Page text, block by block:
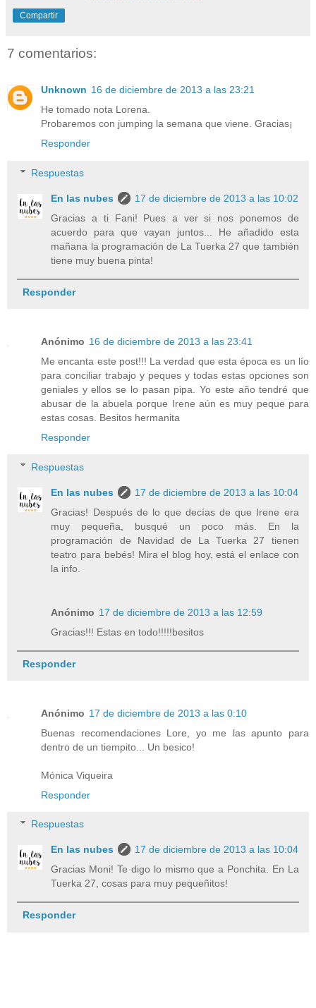
Compartir
7 comentarios:
Unknown 16 de diciembre de 2013 a las 23:21
He tomado nota Lorena.
Probaremos con jumping la semana que viene. Gracias¡
Responder
Respuestas
En las nubes
17 de diciembre de 2013 a las 10:02
Gracias a ti Fani! Pues a ver si nos ponemos de
acuerdo para que vayan juntos... He añadido esta
mañana la programación de La Tuerka 27 que también
tiene muy buena pinta!
Responder
Anónimo 16 de diciembre de 2013 a las 23:41
Me encanta este post!!! La verdad que esta época es un lío
para conciliar trabajo y peques y todas estas opciones son
geniales y ellos se lo pasan pipa. Yo este año tendré que
abusar de la abuela porque Irene aún es muy peque para
estas cosas. Besitos hermanita
Responder
Respuestas
En las nubes
17 de diciembre de 2013 a las 10:04
Gracias! Después de lo que decías de que Irene era
muy pequeña, busqué un poco más. En la
programación de Navidad de La Tuerka 27 tienen
teatro para bebés! Mira el blog hoy, está el enlace con
la info.
Anónimo 17 de diciembre de 2013 a las 12:59
Gracias!!! Estas en todo!!!!!besitos
Responder
Anónimo 17 de diciembre de 2013 a las 0:10
Buenas recomendaciones Lore, yo me las apunto para
dentro de un tiempito... Un besico!
Mónica Viqueira
Responder
Respuestas
En las nubes
17 de diciembre de 2013 a las 10:04
Gracias Moni! Te digo lo mismo que a Ponchita. En La
Tuerka 27, cosas para muy pequeñitos!
Responder